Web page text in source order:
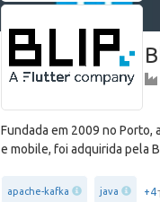
Fundada em 2009 no
e mobile, foi adquirida pela
apache-kafka java +4